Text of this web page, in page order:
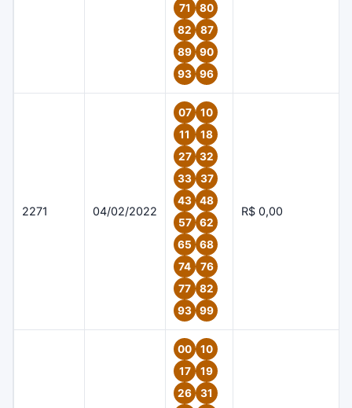
71
80
82
87
89
90
93
96
2271 04/02/2022
07
10
11
18
27
32
33
37
43
48
57
62
65
68
74
76
77
82
93
99
R$ 0,00
00
10
17
19
26
31